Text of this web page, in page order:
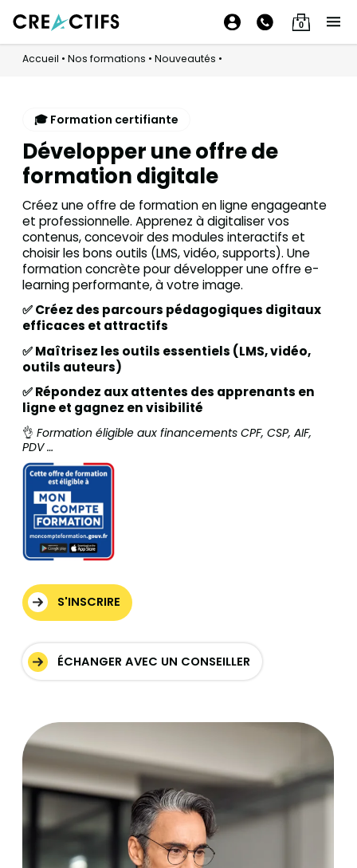
0
Accueil • Nos formations • Nouveautés •
🎓 Formation certifiante
Développer une offre de
formation digitale
Créez une offre de formation en ligne engageante
et professionnelle. Apprenez à digitaliser vos
contenus, concevoir des modules interactifs et
choisir les bons outils (LMS, vidéo, supports). Une
formation concrète pour développer une offre e-
learning performante, à votre image.
✅ Créez des parcours pédagogiques digitaux
efficaces et attractifs
✅ Maîtrisez les outils essentiels (LMS, vidéo,
outils auteurs)
✅ Répondez aux attentes des apprenants en
ligne et gagnez en visibilité
👌 Formation éligible aux financements CPF, CSP, AIF,
PDV …
S'INSCRIRE
ÉCHANGER AVEC UN CONSEILLER